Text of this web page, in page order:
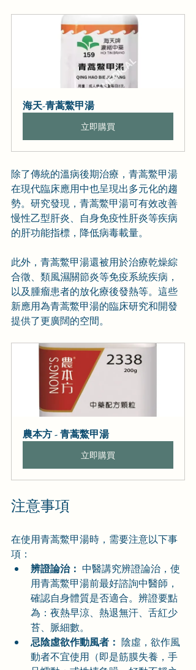
海天-青蒿鱉甲湯
立即購買
除了傳統的溫病後期治療，青蒿鱉甲湯
在現代臨床應用中也呈現出多元化的趨
勢。研究發現，青蒿鱉甲湯可有效改善
慢性乙型肝炎、自身免疫性肝炎等疾病
的肝功能指標，降低病毒載量。
此外，青蒿鱉甲湯還被用於治療乾燥綜
合徵、類風濕關節炎等免疫系統疾病，
以及腫瘤患者的放化療後發熱等。這些
新應用為青蒿鱉甲湯的臨床研究和開發
提供了更廣闊的空間。
農本方 - 青蒿鱉甲湯
立即購買
注意事項
在使用青蒿鱉甲湯時，需要注意以下事
項：
辨證論治： 中醫講究辨證論治，使
用青蒿鱉甲湯前最好諮詢中醫師，
確認自身體質是否適合。辨證要點
為：夜熱早涼、熱退無汗、舌紅少
苔、脈細數。
忌陰虛欲作動風者： 陰虛，欲作風
動者不宜使用（即是筋膜失養，手